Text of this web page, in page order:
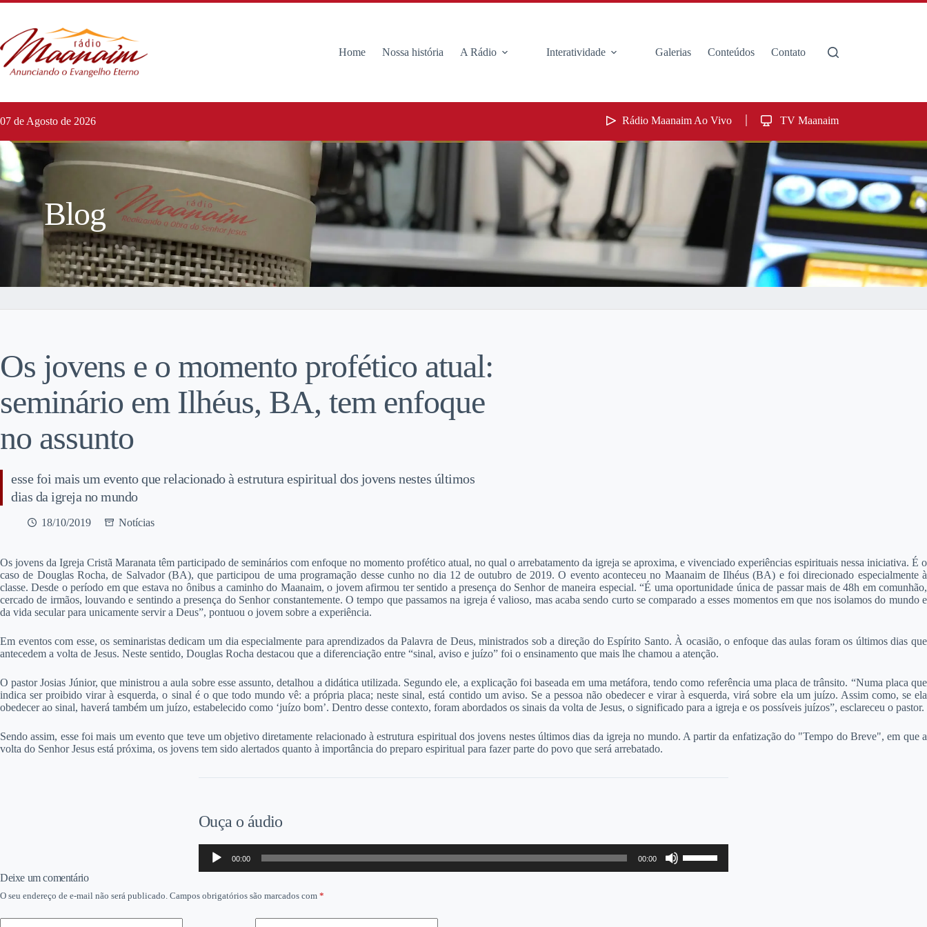
Home Nossa história A Rádio Interatividade Galerias Conteúdos Contato
07 de Agosto de 2026 Rádio Maanaim Ao Vivo TV Maanaim
Blog
Os jovens e o momento profético atual:
seminário em Ilhéus, BA, tem enfoque
no assunto
esse foi mais um evento que relacionado à estrutura espiritual dos jovens nestes últimos
dias da igreja no mundo
18/10/2019 Notícias
Os jovens da Igreja Cristã Maranata têm participado de seminários com enfoque no momento profético atual, no qual o arrebatamento da igreja se aproxima, e vivenciado experiências espirituais nessa iniciativa. É o
caso de Douglas Rocha, de Salvador (BA), que participou de uma programação desse cunho no dia 12 de outubro de 2019. O evento aconteceu no Maanaim de Ilhéus (BA) e foi direcionado especialmente à
classe. Desde o período em que estava no ônibus a caminho do Maanaim, o jovem afirmou ter sentido a presença do Senhor de maneira especial. “É uma oportunidade única de passar mais de 48h em comunhão,
cercado de irmãos, louvando e sentindo a presença do Senhor constantemente. O tempo que passamos na igreja é valioso, mas acaba sendo curto se comparado a esses momentos em que nos isolamos do mundo e
da vida secular para unicamente servir a Deus”, pontuou o jovem sobre a experiência.
Em eventos com esse, os seminaristas dedicam um dia especialmente para aprendizados da Palavra de Deus, ministrados sob a direção do Espírito Santo. À ocasião, o enfoque das aulas foram os últimos dias que
antecedem a volta de Jesus. Neste sentido, Douglas Rocha destacou que a diferenciação entre “sinal, aviso e juízo” foi o ensinamento que mais lhe chamou a atenção.
O pastor Josias Júnior, que ministrou a aula sobre esse assunto, detalhou a didática utilizada. Segundo ele, a explicação foi baseada em uma metáfora, tendo como referência uma placa de trânsito. “Numa placa que
indica ser proibido virar à esquerda, o sinal é o que todo mundo vê: a própria placa; neste sinal, está contido um aviso. Se a pessoa não obedecer e virar à esquerda, virá sobre ela um juízo. Assim como, se ela
obedecer ao sinal, haverá também um juízo, estabelecido como ‘juízo bom’. Dentro desse contexto, foram abordados os sinais da volta de Jesus, o significado para a igreja e os possíveis juízos”, esclareceu o pastor.
Sendo assim, esse foi mais um evento que teve um objetivo diretamente relacionado à estrutura espiritual dos jovens nestes últimos dias da igreja no mundo. A partir da enfatização do "Tempo do Breve", em que a
volta do Senhor Jesus está próxima, os jovens tem sido alertados quanto à importância do preparo espiritual para fazer parte do povo que será arrebatado.
Ouça o áudio
Tocador
áudio
00:00 00:00
as
setas
Deixe um comentário
O seu endereço de e-mail não será publicado. Campos obrigatórios são marcados com *